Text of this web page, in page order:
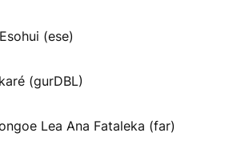
(ese)
(gurDBL)
Lea Ana Fataleka (far)